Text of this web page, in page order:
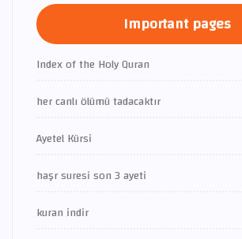
Important pages
Index of the Holy Quran
her canlı ölümü tadacaktır
Ayetel Kürsi
haşr suresi son 3 ayeti
kuran indir